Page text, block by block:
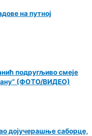
на путној
подругљиво смеје
(ФОТО/ВИДЕО)
дојучерашње саборце,